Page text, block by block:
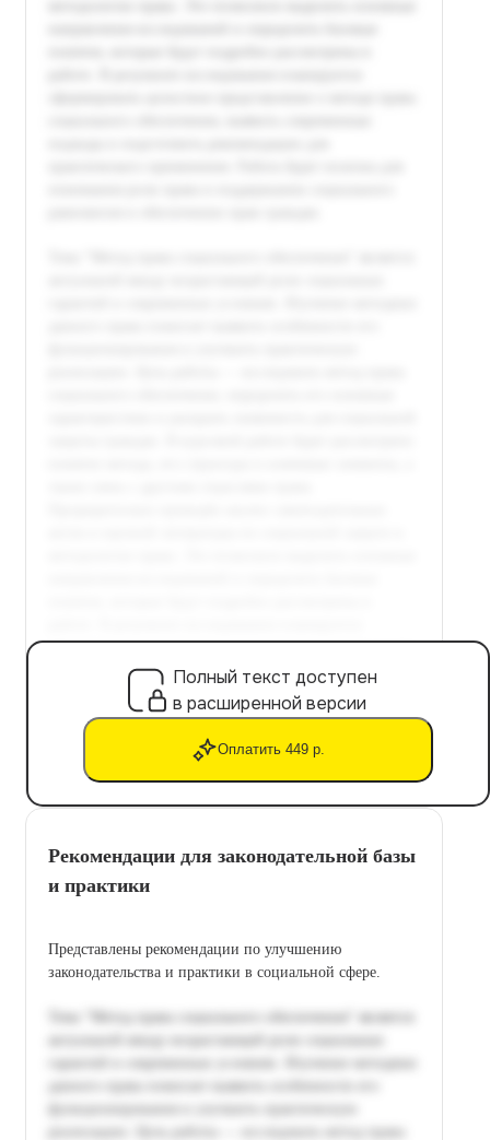
Полный текст доступен
в расширенной версии
Оплатить 449 р.
Рекомендации для законодательной базы
и практики
Представлены рекомендации по улучшению
законодательства и практики в социальной сфере.